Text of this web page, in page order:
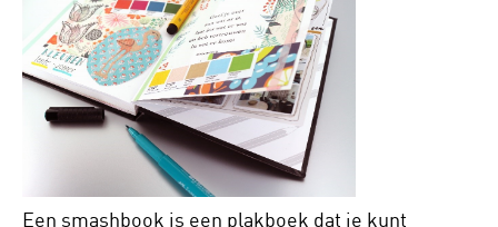
Een smashbook is een plakboek dat je kunt